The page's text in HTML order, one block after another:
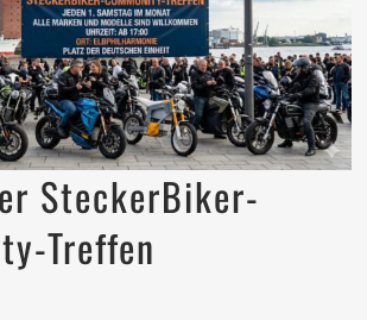
SteckerBiker-
Treffen